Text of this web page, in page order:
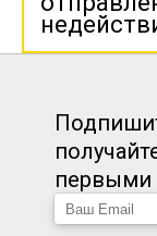
первыми